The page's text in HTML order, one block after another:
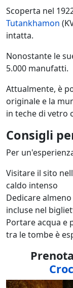
Scoperta nel
Tutankhamon
intatta.
Nonostante le
5.000 manufatti.
Attualmente, è
originale e la
in teche di vetro
Consigli
Per
Visitare il sito
caldo intenso
Dedicare
incluse nel
Portare acqua e
tra le tombe è